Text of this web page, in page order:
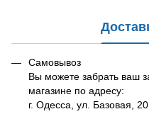
Самовывоз
Вы можете забрать ваш
магазине по адресу:
г. Одесса, ул. Базовая, 20